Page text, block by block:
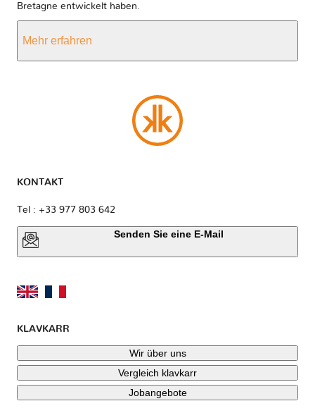
Bretagne entwickelt haben.
Mehr erfahren
KONTAKT
Tel : +33 977 803 642
Senden Sie eine E-Mail
KLAVKARR
Wir über uns
Vergleich klavkarr
Jobangebote